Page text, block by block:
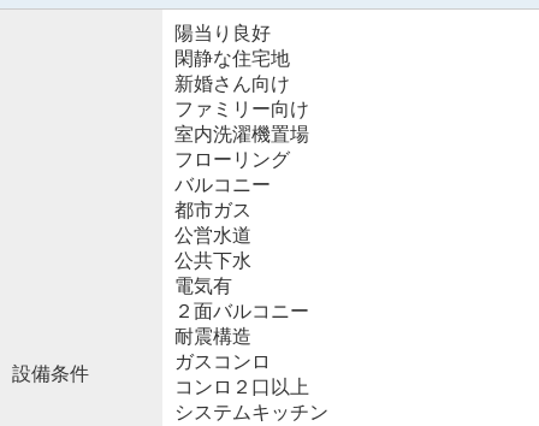
設備条件
陽当り良好
閑静な住宅地
新婚さん向け
ファミリー向け
室内洗濯機置場
フローリング
バルコニー
都市ガス
公営水道
公共下水
電気有
２面バルコニー
耐震構造
ガスコンロ
コンロ２口以上
システムキッチン